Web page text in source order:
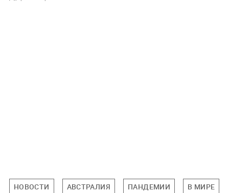
НОВОСТИ АВСТРАЛИЯ ПАНДЕМИИ В МИРЕ